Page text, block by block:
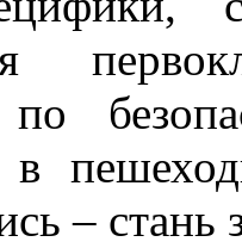
по
в
– стань